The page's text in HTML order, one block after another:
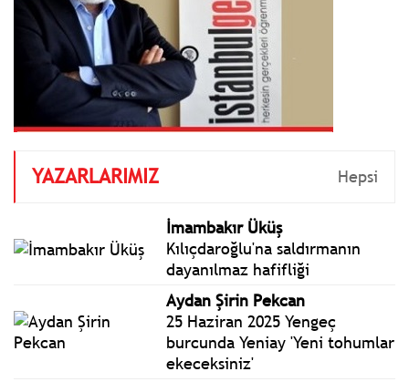
YAZARLARIMIZ Hepsi
İmambakır Üküş
Kılıçdaroğlu'na saldırmanın
dayanılmaz hafifliği
Aydan Şirin Pekcan
25 Haziran 2025 Yengeç
burcunda Yeniay 'Yeni tohumlar
ekeceksiniz'